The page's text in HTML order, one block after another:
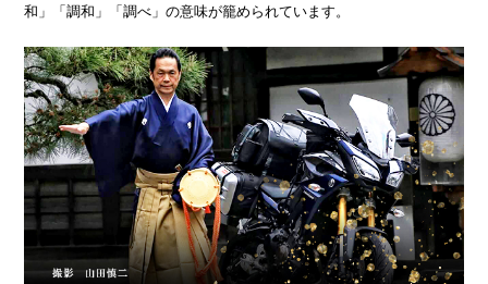
和」「調和」「調べ」の意味が籠められています。